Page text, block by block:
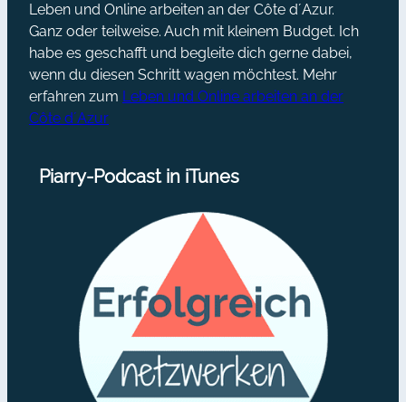
Leben und Online arbeiten an der Côte d´Azur.
Ganz oder teilweise. Auch mit kleinem Budget. Ich
habe es geschafft und begleite dich gerne dabei,
wenn du diesen Schritt wagen möchtest. Mehr
erfahren zum Leben und Online arbeiten an der
Côte d´Azur
Piarry-Podcast in iTunes